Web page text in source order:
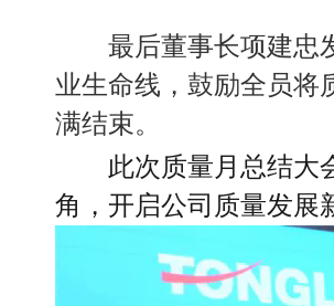
最后董事长项建忠
业生命线，鼓励全员将
满结束。
此次质量月总结大
角，开启公司质量发展